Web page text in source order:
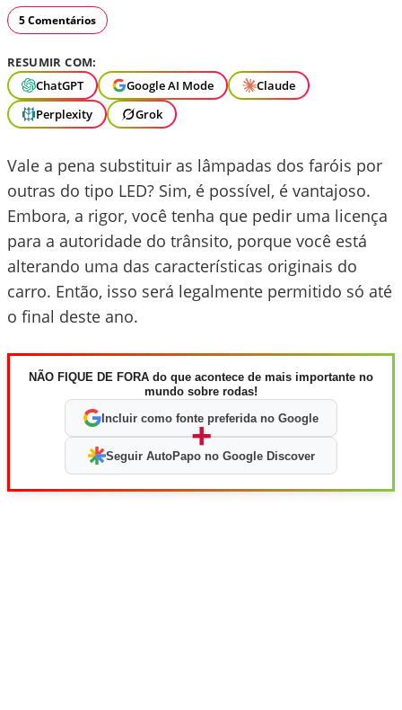
5 Comentários
RESUMIR COM:
ChatGPT
Google AI Mode
Claude
Perplexity
Grok
Vale a pena substituir as lâmpadas dos faróis por
outras do tipo LED? Sim, é possível, é vantajoso.
Embora, a rigor, você tenha que pedir uma licença
para a autoridade do trânsito, porque você está
alterando uma das características originais do
carro. Então, isso será legalmente permitido só até
o final deste ano.
NÃO FIQUE DE FORA do que acontece de mais importante no
mundo sobre rodas!
Incluir como fonte preferida no Google
+
Seguir AutoPapo no Google Discover